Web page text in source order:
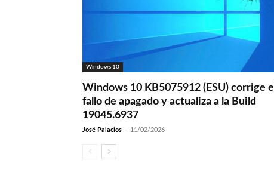
Windows 10
Windows 10 KB5075912 (ESU) corrige el
fallo de apagado y actualiza a la Build
19045.6937
José Palacios - 11/02/2026